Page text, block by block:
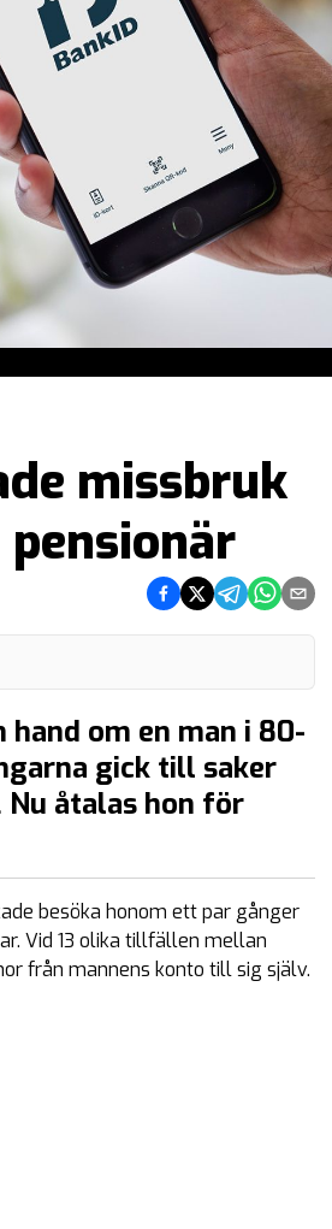
missbruk
Dela på Facebook
Dela på Twitter
Dela påDela på
Dela
om en man i 80-
gick till saker
åtalas hon för
besöka honom ett par gånger
Vid 13 olika tillfällen mellan
från mannens konto till sig själv.